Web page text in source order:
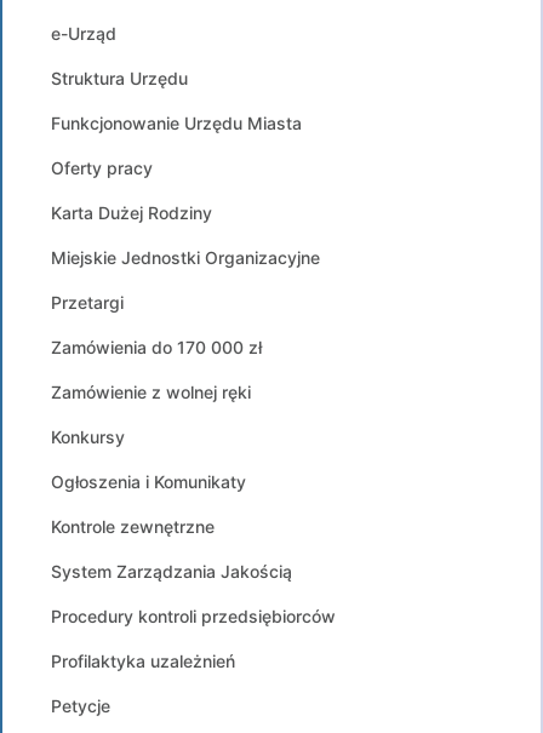
e-Urząd
Struktura Urzędu
Funkcjonowanie Urzędu Miasta
Oferty pracy
Karta Dużej Rodziny
Miejskie Jednostki Organizacyjne
Przetargi
Zamówienia do 170 000 zł
Zamówienie z wolnej ręki
Konkursy
Ogłoszenia i Komunikaty
Kontrole zewnętrzne
System Zarządzania Jakością
Procedury kontroli przedsiębiorców
Profilaktyka uzależnień
Petycje